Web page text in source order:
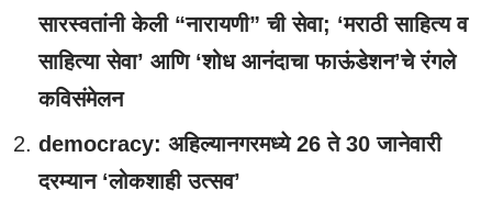
सारस्वतांनी केली “नारायणी” ची सेवा; ‘मराठी साहित्य व
साहित्या सेवा’ आणि ‘शोध आनंदाचा फाऊंडेशन’चे रंगले
कविसंमेलन
democracy: अहिल्यानगरमध्ये 26 ते 30 जानेवारी
दरम्यान ‘लोकशाही उत्सव’